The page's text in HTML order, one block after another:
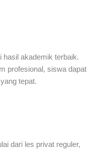
akademik terbaik.
profesional, siswa dapat
tepat.
dari les privat reguler,